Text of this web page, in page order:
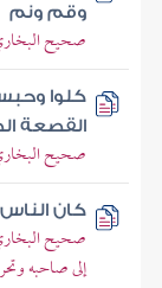
وقم ونم
صحيح
كلوا
القصعة
صحيح
كان
صحيح
إلى صاحبه